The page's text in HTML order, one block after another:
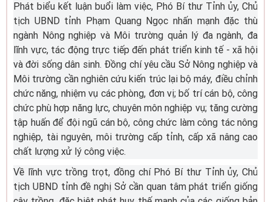
Phát biểu kết luận buổi làm việc, Phó Bí thư Tỉnh ủy, Chủ
tịch UBND tỉnh Phạm Quang Ngọc nhấn mạnh đặc thù
ngành Nông nghiệp và Môi trường quản lý đa ngành, đa
lĩnh vực, tác động trực tiếp đến phát triển kinh tế - xã hội
và đời sống dân sinh. Đồng chí yêu cầu Sở Nông nghiệp và
Môi trường cần nghiên cứu kiến trúc lại bộ máy, điều chỉnh
chức năng, nhiệm vụ các phòng, đơn vị; bố trí cán bộ, công
chức phù hợp năng lực, chuyên môn nghiệp vụ; tăng cường
tập huấn để đội ngũ cán bộ, công chức làm công tác nông
nghiệp, tài nguyên, môi trường cấp tỉnh, cấp xã nâng cao
chất lượng xử lý công việc.
Về lĩnh vực trồng trọt, đồng chí Phó Bí thư Tỉnh ủy, Chủ
tịch UBND tỉnh đề nghị Sở cần quan tâm phát triển giống